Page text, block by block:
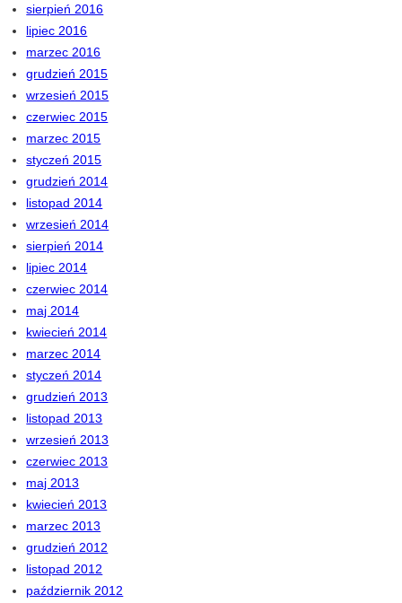
sierpień 2016
lipiec 2016
marzec 2016
grudzień 2015
wrzesień 2015
czerwiec 2015
marzec 2015
styczeń 2015
grudzień 2014
listopad 2014
wrzesień 2014
sierpień 2014
lipiec 2014
czerwiec 2014
maj 2014
kwiecień 2014
marzec 2014
styczeń 2014
grudzień 2013
listopad 2013
wrzesień 2013
czerwiec 2013
maj 2013
kwiecień 2013
marzec 2013
grudzień 2012
listopad 2012
październik 2012